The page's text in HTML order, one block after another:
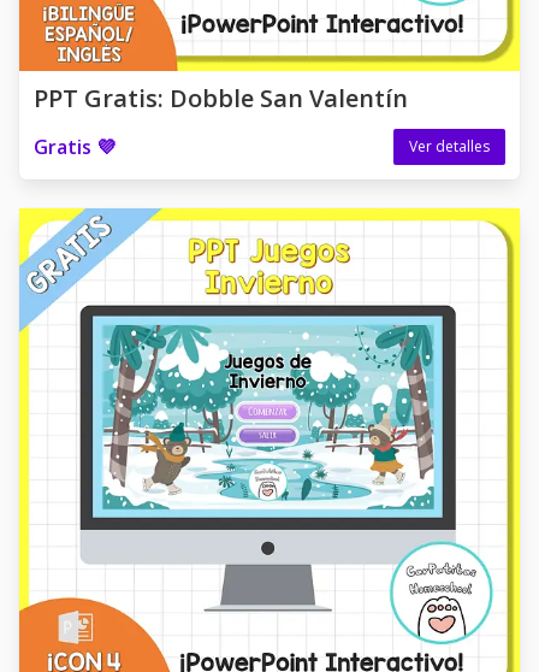
PPT Gratis: Dobble San Valentín
Gratis 💜 Ver detalles